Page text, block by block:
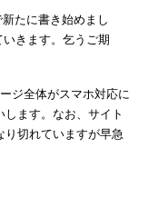
たに書き始めまし
きます。乞うご期
ジ全体がスマホ対応に
ます。なお、サイト
切れていますが早急